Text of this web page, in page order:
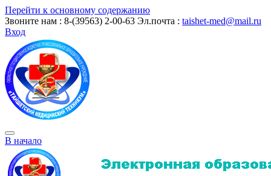
Перейти к основному содержанию
Звоните нам : 8-(39563) 2-00-63 Эл.почта : taishet-med@mail.ru
Вход
В начало